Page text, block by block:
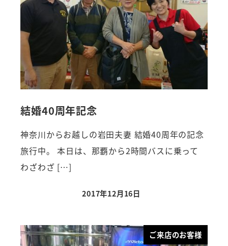
結婚40周年記念
神奈川からお越しの岩田夫妻 結婚40周年の記念
旅行中。 本日は、那覇から2時間バスに乗って
わざわざ […]
2017年12月16日
ご来店のお客様